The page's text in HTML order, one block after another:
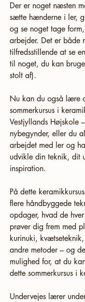
Der er noget næsten
sætte hænderne i ler,
og se noget tage
arbejder. Det er både
tilfredsstillende at se
til noget, du kan
stolt af).
Nu kan du også lære
sommerkursus i
Vestjyllands Højskole
nybegynder, eller du
arbejdet med ler og
udvikle din teknik, dit
inspiration.
På dette
flere håndbyggede
opdager, hvad de
prøver dig frem med
kurinuki,
andre metoder – og
mulighed for, at du
dette sommerkursus i
Undervejes lærer